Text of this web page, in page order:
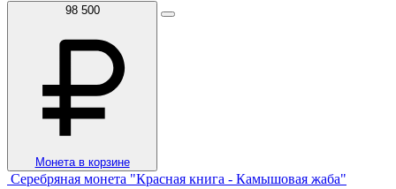
98 500
Монета в корзине
Серебряная монета "Красная книга - Камышовая жаба"